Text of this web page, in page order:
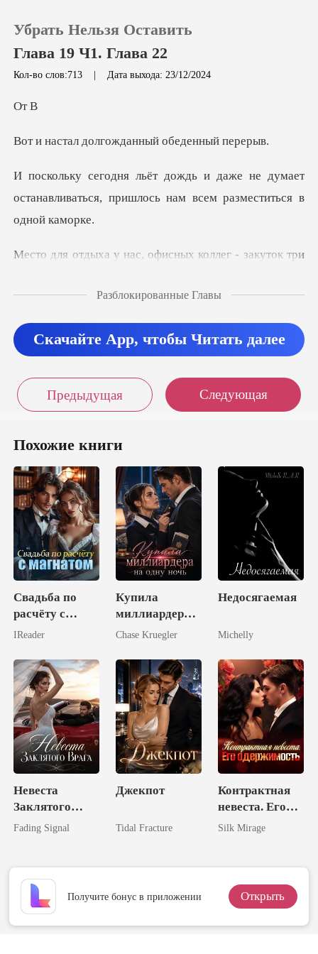
Пополнить
История чтения
Выйти
Убрать Нельзя Оставить
Глава 19 Ч1. Глава 22
Кол-во слов:713 | Дата выхода: 23/12/2024
т
олгожданный об
не думает
останавливаться, пришлось
склеп семейки Аддамс.Разблокированные Главы
Скачайте App, чтобы Читать далее
Предыдущая Следующая
Похожие книги
Свадьба по
расчёту с
магнатом
IReader
Купила
миллиардера
на одну ночь
Chase Kruegler
Недосягаемая
Michelly
Невеста
Заклятого
Врага
Fading Signal
Джекпот
Tidal Fracture
Контрактная
невеста. Его
одержимость
Silk Mirage
Получите бонус в приложении Открыть